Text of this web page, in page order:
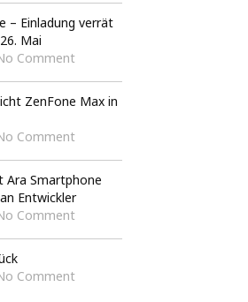
– Einladung verrät
Mai
Comment
ZenFone Max in
Comment
Ara Smartphone
Entwickler
Comment
Comment